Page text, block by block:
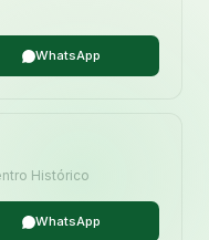
WhatsApp
Histórico
WhatsApp